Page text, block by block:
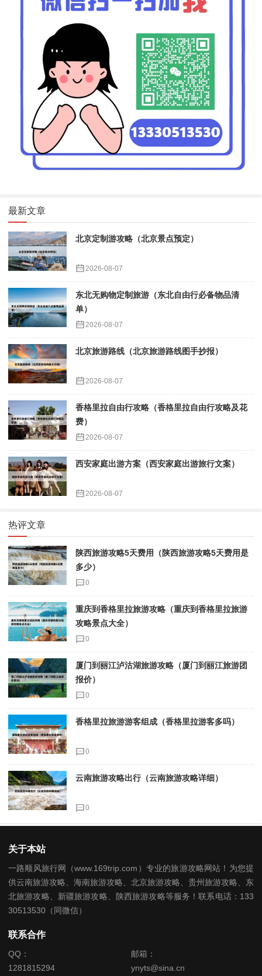
最新文章
北京定制游攻略（北京景点预定）
2026-08-07
东北无购物定制旅游（东北自由行必备物品清
单）
2026-08-07
北京旅游路线（北京旅游路线图手抄报）
2026-08-07
香格里拉自由行攻略（香格里拉自由行攻略及花
费）
2026-08-07
西安家庭出游方案（西安家庭出游旅行文案）
2026-08-07
热评文章
陕西旅游攻略5天费用（陕西旅游攻略5天费用是
多少）
0
重庆到香格里拉旅游攻略（重庆到香格里拉旅游
攻略景点大全）
0
厦门到丽江泸沽湖旅游攻略（厦门到丽江旅游团
报价）
0
香格里拉旅游游客组成（香格里拉游客多吗）
0
云南旅游攻略出行（云南旅游攻略详细）
0
关于本站
一路顺风旅行网（www.169trip.com）专业的旅游攻略网站！为您提
供云南旅游攻略、海南旅游攻略、北京旅游攻略、贵州旅游攻略、东
北旅游攻略、新疆旅游攻略、陕西旅游攻略等服务！联系电话：133
30513530（同微信）
联系合作
QQ：
1281815294
邮箱：
ynyts@sina.cn